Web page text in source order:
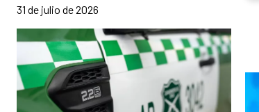
31 de julio de 2026